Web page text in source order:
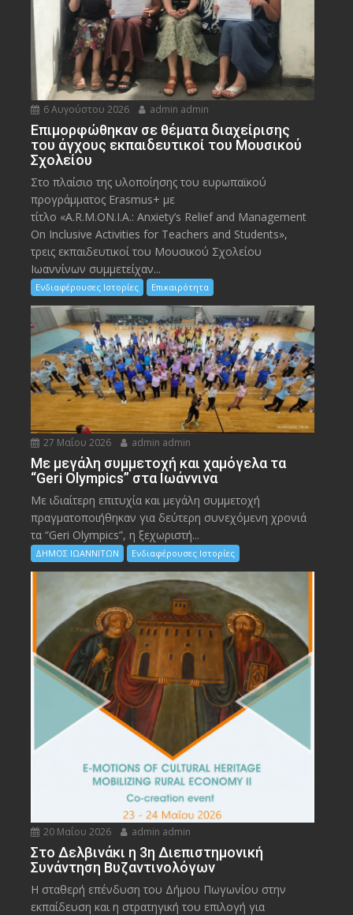
6 Αυγούστου 2026 admin admin
Eπιμορφώθηκαν σε θέματα διαχείρισης
του άγχους εκπαιδευτικοί του Μουσικού
Σχολείου
Στο πλαίσιο της υλοποίησης του ευρωπαϊκού
προγράμματος Erasmus+ με
τίτλο «A.R.M.ON.I.A.: Anxiety’s Relief and Management
On Inclusive Activities for Teachers and Students»,
τρεις εκπαιδευτικοί του Μουσικού Σχολείου
Ιωαννίνων συμμετείχαν...
Ενδιαφέρουσες Ιστορίες Επικαιρότητα
27 Μαΐου 2026 admin admin
Με μεγάλη συμμετοχή και χαμόγελα τα
“Geri Olympics” στα Ιωάννινα
Με ιδιαίτερη επιτυχία και μεγάλη συμμετοχή
πραγματοποιήθηκαν για δεύτερη συνεχόμενη χρονιά
τα “Geri Olympics”, η ξεχωριστή...
ΔΗΜΟΣ ΙΩΑΝΝΙΤΩΝ Ενδιαφέρουσες Ιστορίες
20 Μαΐου 2026 admin admin
Στο Δελβινάκι η 3η Διεπιστημονική
Συνάντηση Βυζαντινολόγων
Η σταθερή επένδυση του Δήμου Πωγωνίου στην
εκπαίδευση και η στρατηγική του επιλογή για